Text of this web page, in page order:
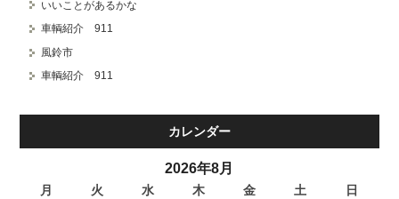
いいことがあるかな
車輌紹介 911
風鈴市
車輌紹介 911
カレンダー
2026年8月
月 火 水 木 金 土 日